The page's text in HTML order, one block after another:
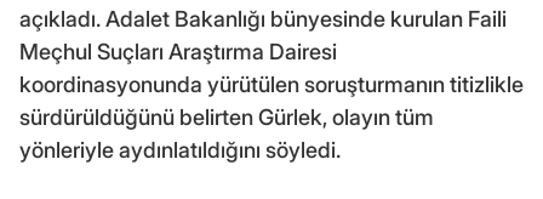
açıkladı. Adalet Bakanlığı bünyesinde kurulan Faili
Meçhul Suçları Araştırma Dairesi
koordinasyonunda yürütülen soruşturmanın titizlikle
sürdürüldüğünü belirten Gürlek, olayın tüm
yönleriyle aydınlatıldığını söyledi.